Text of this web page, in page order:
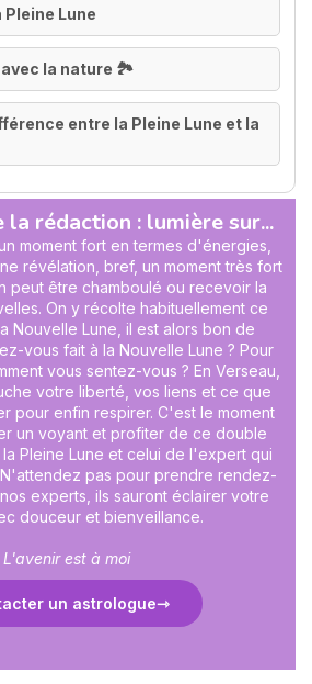
Lune
la nature 🏞️
entre la Pleine Lune et la
la rédaction : lumière sur...
moment fort en termes d'énergies,
révélation, bref, un moment très fort
peut être chamboulé ou recevoir la
On y récolte habituellement ce
Nouvelle Lune, il est alors bon de
vous fait à la Nouvelle Lune ? Pour
vous sentez-vous ? En Verseau,
votre liberté, vos liens et ce que
pour enfin respirer. C'est le moment
un voyant et profiter de ce double
Pleine Lune et celui de l'expert qui
pas pour prendre rendez-
experts, ils sauront éclairer votre
douceur et bienveillance.
L'avenir est à moi
un astrologue